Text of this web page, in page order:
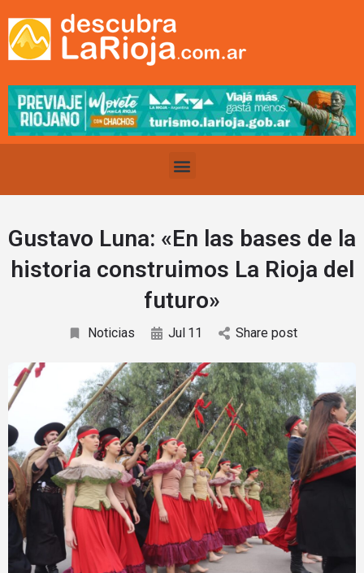
Gustavo Luna: «En las bases de la
historia construimos La Rioja del
futuro»
Noticias Jul 11 Share post